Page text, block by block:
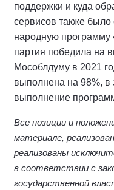
поддержки и куда
сервисов также было
народную программу
партия победила на
Мособлдуму в 2021
выполнена на 98%, в
выполнение
Все позиции и
материале,
реализованы
в соответствии с
государственной